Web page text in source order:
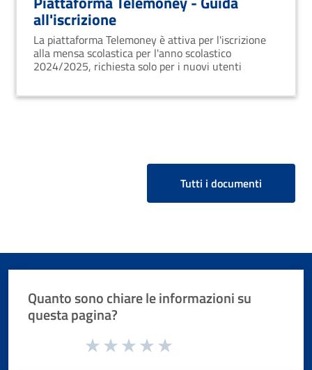
all'iscrizione
La piattaforma Telemoney è attiva per l'iscrizione
alla mensa scolastica per l'anno scolastico
2024/2025, richiesta solo per i nuovi utenti
Tutti i documenti
Quanto sono chiare le informazioni su
questa pagina?
Valuta da 1 a 5 stelle la pagina